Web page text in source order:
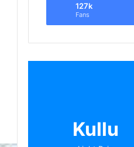
127k
Fans
Kullu